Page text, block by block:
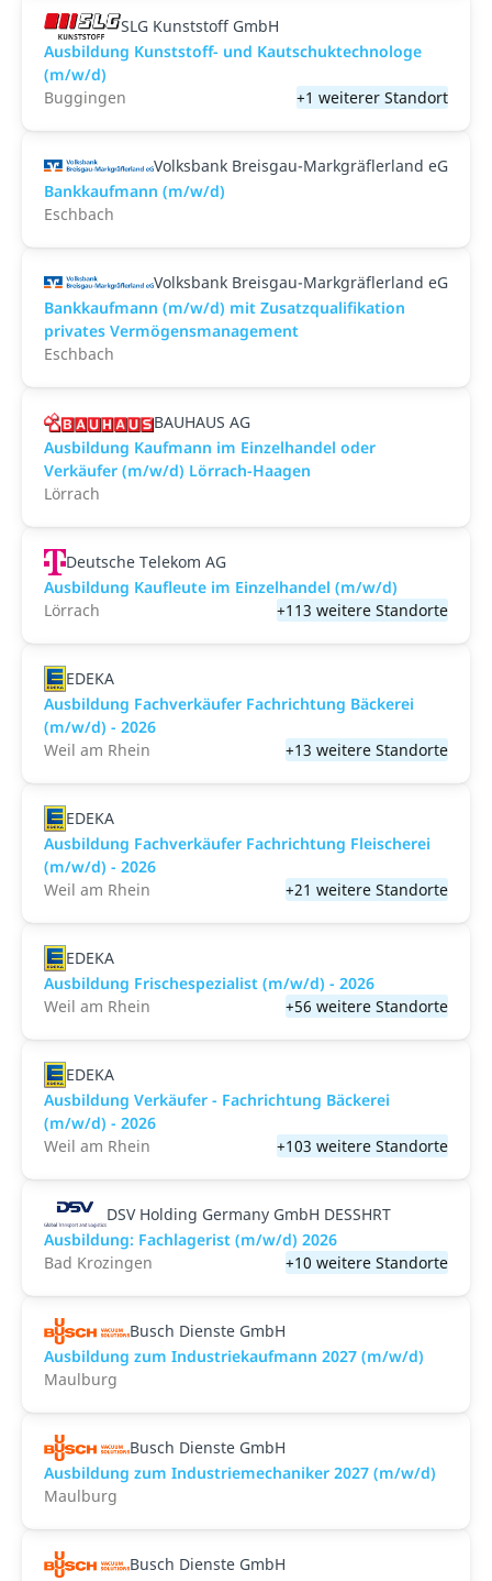
SLG Kunststoff GmbH
Ausbildung Kunststoff- und Kautschuktechnologe
(m/w/d)
Buggingen
+1 weiterer Standort
Volksbank Breisgau-Markgräflerland eG
Bankkaufmann (m/w/d)
Eschbach
Volksbank Breisgau-Markgräflerland eG
Bankkaufmann (m/w/d) mit Zusatzqualifikation
privates Vermögensmanagement
Eschbach
BAUHAUS AG
Ausbildung Kaufmann im Einzelhandel oder
Verkäufer (m/w/d) Lörrach-Haagen
Lörrach
Deutsche Telekom AG
Ausbildung Kaufleute im Einzelhandel (m/w/d)
Lörrach
+113 weitere Standorte
EDEKA
Ausbildung Fachverkäufer Fachrichtung Bäckerei
(m/w/d) - 2026
Weil am Rhein
+13 weitere Standorte
EDEKA
Ausbildung Fachverkäufer Fachrichtung Fleischerei
(m/w/d) - 2026
Weil am Rhein
+21 weitere Standorte
EDEKA
Ausbildung Frischespezialist (m/w/d) - 2026
Weil am Rhein
+56 weitere Standorte
EDEKA
Ausbildung Verkäufer - Fachrichtung Bäckerei
(m/w/d) - 2026
Weil am Rhein
+103 weitere Standorte
DSV Holding Germany GmbH DESSHRT
Ausbildung: Fachlagerist (m/w/d) 2026
Bad Krozingen
+10 weitere Standorte
Busch Dienste GmbH
Ausbildung zum Industriekaufmann 2027 (m/w/d)
Maulburg
Busch Dienste GmbH
Ausbildung zum Industriemechaniker 2027 (m/w/d)
Maulburg
Busch Dienste GmbH